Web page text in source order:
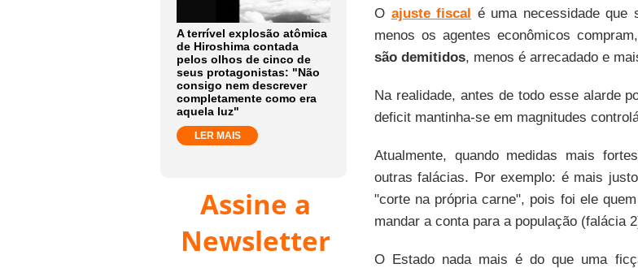
A terrível explosão atômica
de Hiroshima contada
pelos olhos de cinco de
seus protagonistas: "Não
consigo nem descrever
completamente como era
aquela luz"
LER MAIS
Assine a
Newsletter
O ajuste fiscal é uma necessidade que
menos os agentes econômicos
são demitidos, menos é arrecadado e
Na realidade, antes de todo esse alarde
deficit mantinha-se em magnitudes
Atualmente, quando medidas mais
outras falácias. Por exemplo: é mais
"corte na própria carne", pois foi ele
mandar a conta para a população (falácia
O Estado nada mais é do que uma